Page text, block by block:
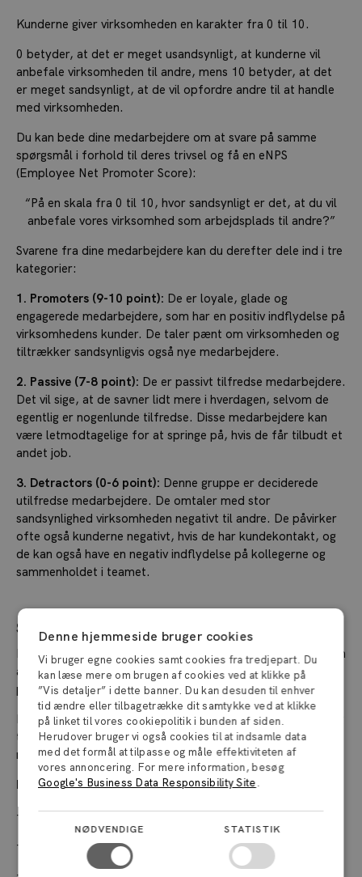
Kunderne giver virksomheden en karakter fra 0 til 10.
0 betyder, at det er meget usandsynligt, at kunderne vil
anbefale virksomheden til andre, mens 10 betyder, at det
er meget sandsynligt, at de vil opfordre andre til at handle
med virksomheden.
Du kan bede dine medarbejdere om at svare på samme
spørgsmål i forhold til deres trivsel og få en eNPS
(Employee Net Promoter Score):
“På en skala fra 0 til 10, hvor sandsynligt er det, at du vil
anbefale vores virksomhed som arbejdsplads til andre?”
Svarene fra dine medarbejdere kan du derefter dele ind i tre
kategorier:
1. Promoters (9-10 point): De er loyale, glade og
engagerede medarbejdere, som har en positiv indflydelse på
virksomhedens kunder. De taler pænt om virksomheden og
tiltrækker sandsynligvis også nye medarbejdere.
2. Passive (7-8 point): De er passivt tilfredse medarbejdere.
Det vil sige, at de savner lidt mere i hverdagen, selvom de
egentlig er nogenlunde tilfredse. Disse medarbejdere kan
være letmodtagelige for at springe på, hvis de får tilbudt et
andet job.
3. Detractors (0-6 point): Denne gruppe er deciderede
utilfredse medarbejdere. De omtaler med stor
sandsynlighed virksomheden negativt til andre. De påvirker
ofte også kunderne negativt, hvis de har kundekontakt, og
de kan også have en negativ indflydelse på kollegerne og
sammenholdet i teamet.
Sådan beregner du din eNPS
Du finder din virksomheds eNPS ved at trække procentdelen
af promoters og detractors fra hinanden: eNPS =
promoters (%) - detractors (%).
Har du eksempelvis 20 ansatte, hvoraf 11 er promoters, og
to er detractors, bliver din eNPS 45 (fordi 55% af dine
medarbejdere er promotere, og 10 % er detractors).
Hvad er så en god eller dårlig eNPS?
- En score mellem 10 og 30 er ganske god
- En score omkring 50 er særdeles god
Denne hjemmeside bruger cookies
Vi bruger egne cookies samt cookies fra tredjepart. Du
kan læse mere om brugen af cookies ved at klikke på
”Vis detaljer” i dette banner. Du kan desuden til enhver
tid ændre eller tilbagetrække dit samtykke ved at klikke
på linket til vores cookiepolitik i bunden af siden.
Herudover bruger vi også cookies til at indsamle data
med det formål at tilpasse og måle effektiviteten af
vores annoncering. For mere information, besøg
Google's Business Data Responsibility Site.
NØDVENDIGE STATISTIK